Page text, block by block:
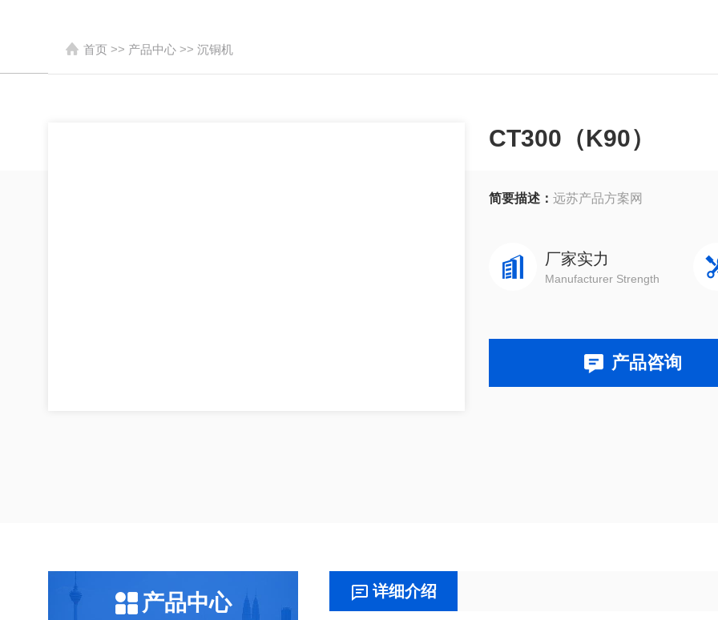
首页 >> 产品中心 >> 沉铜机
CT300（K90）
简要描述： 远苏产品方案网
厂家实力
Manufacturer Strength
产品咨询
产品中心 详细介绍